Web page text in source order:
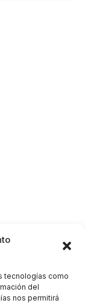
tecnologías como
del
nos permitirá
etapa,